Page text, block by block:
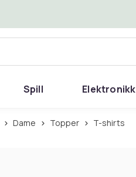
Spill Elektronikk
Dame Topper T-shirts